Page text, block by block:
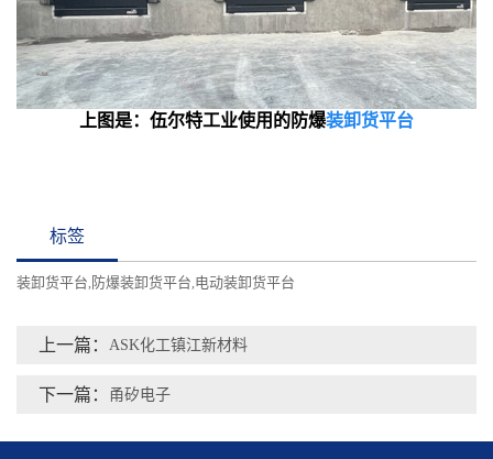
上图是：伍尔特工业使用的防爆装卸货平台
标签
装卸货平台, 防爆装卸货平台,电动装卸货平台
上一篇： ASK化工镇江新材料
下一篇： 甬矽电子